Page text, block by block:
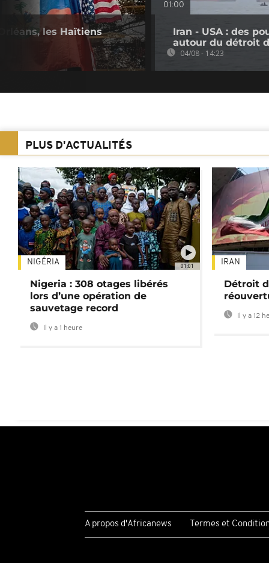
les Haïtiens
01:00
Iran - USA : des
autour du détroit
04/08 - 14:23
PLUS D'ACTUALITÉS
01:01
NIGÉRIA
Nigeria : 308 otages libérés
lors d’une opération de
sauvetage record
Il y a 1 heure
IRAN
Détroit
Il y a 12
A propos d'Africanews Termes et